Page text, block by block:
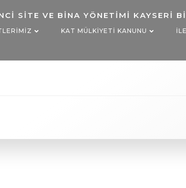
KAT MÜLKIYETI KANUNU
ve-site-